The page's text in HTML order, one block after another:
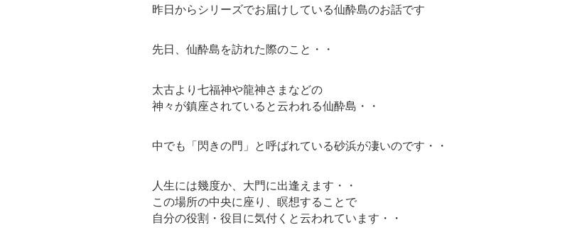
昨日からシリーズでお届けしている仙酔島のお話です
先日、仙酔島を訪れた際のこと・・
太古より七福神や龍神さまなどの
神々が鎮座されていると云われる仙酔島・・
中でも「閃きの門」と呼ばれている砂浜が凄いのです・・
人生には幾度か、大門に出逢えます・・
この場所の中央に座り、瞑想することで
自分の役割・役目に気付くと云われています・・